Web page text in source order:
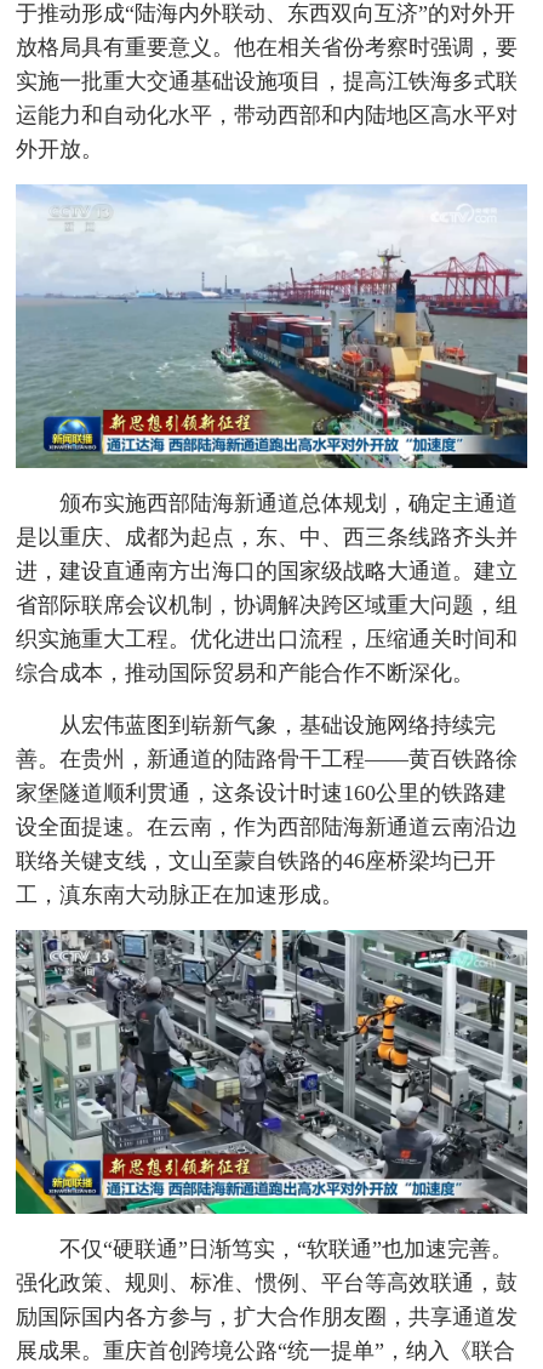
于推动形成“陆海内外联动、东西双向互济”的对外开
放格局具有重要意义。他在相关省份考察时强调，要
实施一批重大交通基础设施项目，提高江铁海多式联
运能力和自动化水平，带动西部和内陆地区高水平对
外开放。
颁布实施西部陆海新通道总体规划，确定主通道
是以重庆、成都为起点，东、中、西三条线路齐头并
进，建设直通南方出海口的国家级战略大通道。建立
省部际联席会议机制，协调解决跨区域重大问题，组
织实施重大工程。优化进出口流程，压缩通关时间和
综合成本，推动国际贸易和产能合作不断深化。
从宏伟蓝图到崭新气象，基础设施网络持续完
善。在贵州，新通道的陆路骨干工程——黄百铁路徐
家堡隧道顺利贯通，这条设计时速160公里的铁路建
设全面提速。在云南，作为西部陆海新通道云南沿边
联络关键支线，文山至蒙自铁路的46座桥梁均已开
工，滇东南大动脉正在加速形成。
不仅“硬联通”日渐笃实，“软联通”也加速完善。
强化政策、规则、标准、惯例、平台等高效联通，鼓
励国际国内各方参与，扩大合作朋友圈，共享通道发
展成果。重庆首创跨境公路“统一提单”，纳入《联合